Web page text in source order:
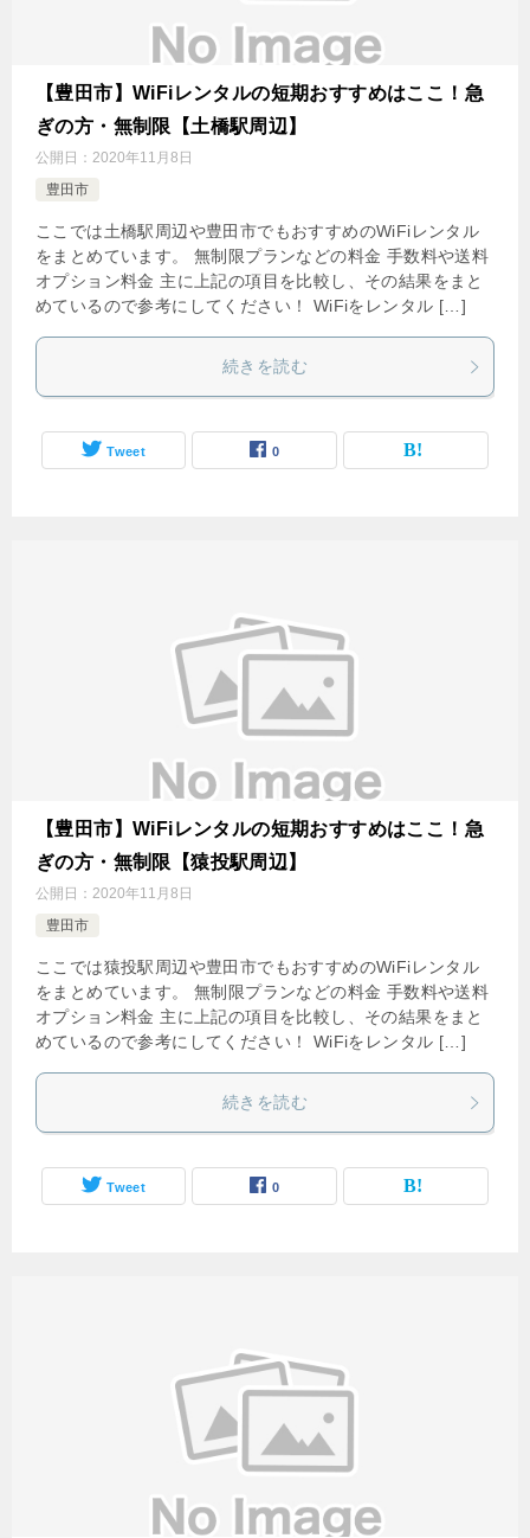
【豊田市】WiFiレンタルの短期おすすめはここ！急
ぎの方・無制限【土橋駅周辺】
公開日： 2020年11月8日
豊田市
ここでは土橋駅周辺や豊田市でもおすすめのWiFiレンタル
をまとめています。 無制限プランなどの料金 手数料や送料
オプション料金 主に上記の項目を比較し、その結果をまと
めているので参考にしてください！ WiFiをレンタル […]
続きを読む
Tweet 0
【豊田市】WiFiレンタルの短期おすすめはここ！急
ぎの方・無制限【猿投駅周辺】
公開日： 2020年11月8日
豊田市
ここでは猿投駅周辺や豊田市でもおすすめのWiFiレンタル
をまとめています。 無制限プランなどの料金 手数料や送料
オプション料金 主に上記の項目を比較し、その結果をまと
めているので参考にしてください！ WiFiをレンタル […]
続きを読む
Tweet 0